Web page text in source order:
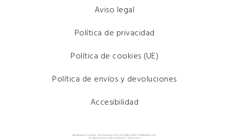
Aviso legal
Política de privacidad
Política de cookies (UE)
Política de envíos y devoluciones
Accesibilidad